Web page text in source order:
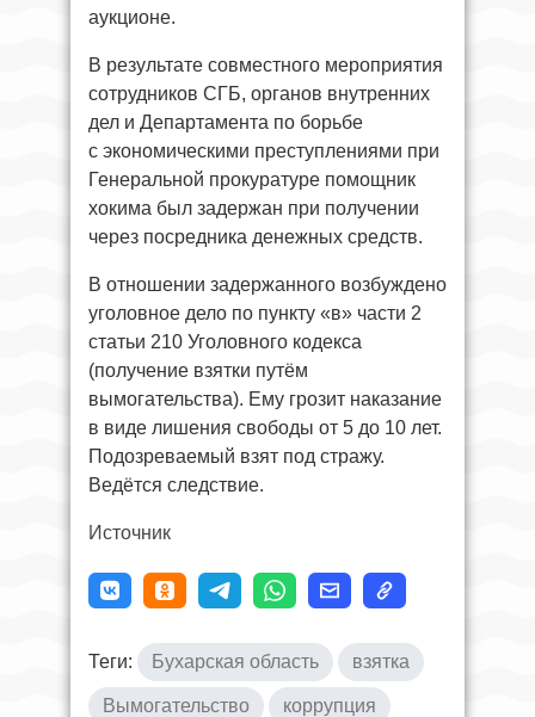
аукционе.
В результате совместного мероприятия
сотрудников СГБ, органов внутренних
дел и Департамента по борьбе
с экономическими преступлениями при
Генеральной прокуратуре помощник
хокима был задержан при получении
через посредника денежных средств.
В отношении задержанного возбуждено
уголовное дело по пункту «в» части 2
статьи 210 Уголовного кодекса
(получение взятки путём
вымогательства). Ему грозит наказание
в виде лишения свободы от 5 до 10 лет.
Подозреваемый взят под стражу.
Ведётся следствие.
Источник
Теги: Бухарская область взятка
Вымогательство коррупция